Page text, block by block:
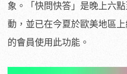
象。「快問快答」是晚上六
動，並已在今夏於歐美地區
的會員使用此功能。